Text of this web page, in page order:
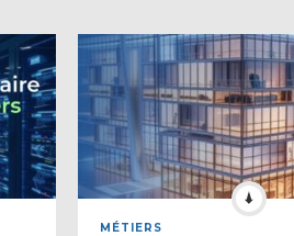
MÉTIERS